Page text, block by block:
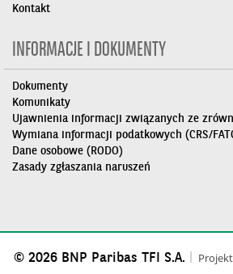
Kontakt
INFORMACJE I DOKUMENTY
Dokumenty
Komunikaty
Ujawnienia informacji związanych ze
Wymiana informacji podatkowych (CRS/
Dane osobowe (RODO)
Zasady zgłaszania naruszeń
© 2026 BNP Paribas TFI S.A.